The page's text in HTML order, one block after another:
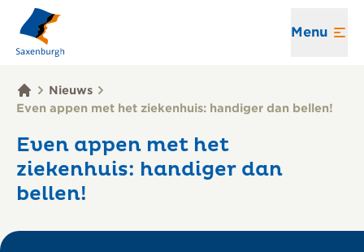
Menu
Nieuws
Even appen met het ziekenhuis: handiger dan bellen!
Even appen met het
ziekenhuis: handiger dan
bellen!